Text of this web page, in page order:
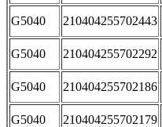
G5040 210404255702443
G5040 210404255702292
G5040 210404255702186
G5040 210404255702179